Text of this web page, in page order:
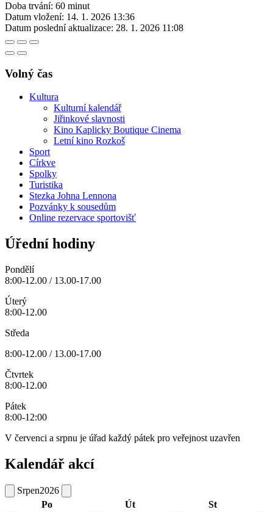
Doba trvání: 60 minut
Datum vložení: 14. 1. 2026 13:36
Datum poslední aktualizace: 28. 1. 2026 11:08
Volný čas
Kultura
Kulturní kalendář
Jiřinkové slavnosti
Kino Kaplicky Boutique Cinema
Letní kino Rozkoš
Sport
Církve
Spolky
Turistika
Stezka Johna Lennona
Pozvánky k sousedům
Online rezervace sportovišť
Úřední hodiny
Pondělí
8:00-12.00 / 13.00-17.00
Úterý
8:00-12.00
Středa
8:00-12.00 / 13.00-17.00
Čtvrtek
8:00-12.00
Pátek
8:00-12:00
V červenci a srpnu je úřad každý pátek pro veřejnost uzavřen
Kalendář akcí
Srpen2026
Po
Út
St